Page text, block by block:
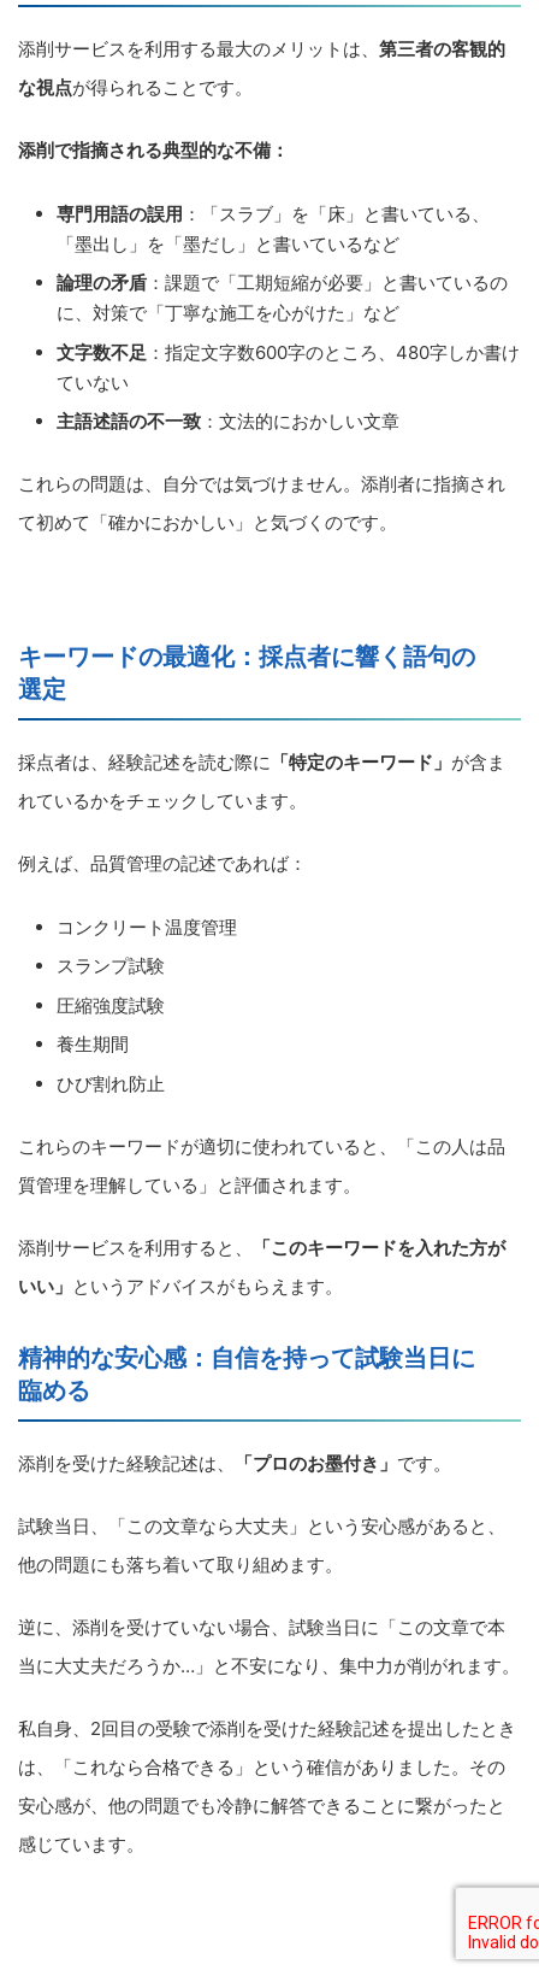
添削サービスを利用する最大のメリットは、 第三者の客観的
な視点が得られることです。
添削で指摘される典型的な不備：
専門用語の誤用 ：「スラブ」を「床」と書いている、
「墨出し」を「墨だし」と書いているなど
論理の矛盾 ：課題で「工期短縮が必要」と書いているの
に、対策で「丁寧な施工を心がけた」など
文字数不足 ：指定文字数600字のところ、480字しか書け
ていない
主語述語の不一致 ：文法的におかしい文章
これらの問題は、自分では気づけません。添削者に指摘され
て初めて「確かにおかしい」と気づくのです。
キーワードの最適化：採点者に響く語句の
選定
採点者は、経験記述を読む際に 「特定のキーワード」 が含ま
れているかをチェックしています。
例えば、品質管理の記述であれば：
コンクリート温度管理
スランプ試験
圧縮強度試験
養生期間
ひび割れ防止
これらのキーワードが適切に使われていると、「この人は品
質管理を理解している」と評価されます。
添削サービスを利用すると、
「このキーワードを入れた方が
いい」 というアドバイスがもらえます。
精神的な安心感：自信を持って試験当日に
臨める
添削を受けた経験記述は、 「プロのお墨付き」 です。
試験当日、「この文章なら大丈夫」という安心感があると、
他の問題にも落ち着いて取り組めます。
逆に、添削を受けていない場合、試験当日に「この文章で本
当に大丈夫だろうか…」と不安になり、集中力が削がれます。
私自身、2回目の受験で添削を受けた経験記述を提出したとき
は、「これなら合格できる」という確信がありました。その
安心感が、他の問題でも冷静に解答できることに繋がったと
感じています。